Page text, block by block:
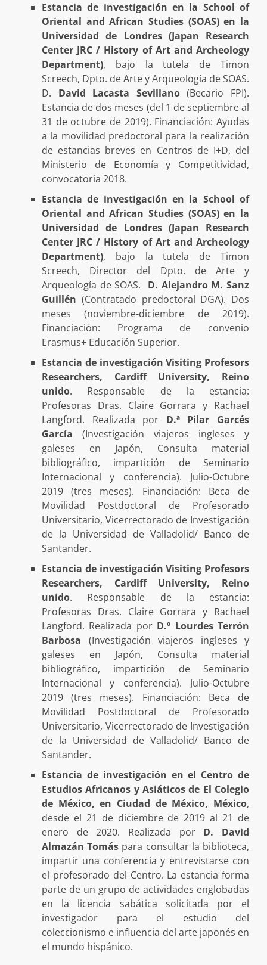
Estancia de investigación en la School of
Oriental and African Studies (SOAS) en la
Universidad de Londres (Japan Research
Center JRC / History of Art and Archeology
Department), bajo la tutela de Timon
Screech, Dpto. de Arte y Arqueología de SOAS.
D. David Lacasta Sevillano(Becario FPI).
Estancia de dos meses (del 1 de septiembre al
31 de octubre de 2019). Financiación: Ayudas
a la movilidad predoctoral para la realización
de estancias breves en Centros de I+D, del
Ministerio de Economía y Competitividad,
convocatoria 2018.
Estancia de investigación en la School of
Oriental and African Studies (SOAS) en la
Universidad de Londres (Japan Research
Center JRC / History of Art and Archeology
Department), bajo la tutela de Timon
Screech, Director del Dpto. de Arte y
Arqueología de SOAS. D. Alejandro M. Sanz
Guillén (Contratado predoctoral DGA). Dos
meses (noviembre-diciembre de 2019).
Financiación: Programa de convenio
Erasmus+ Educación Superior.
Estancia de investigación Visiting Profesors
Researchers, Cardiff University, Reino
unido. Responsable de la estancia:
Profesoras Dras. Claire Gorrara y Rachael
Langford. Realizada por D.ª Pilar Garcés
García (Investigación viajeros ingleses y
galeses en Japón, Consulta material
bibliográfico, impartición de Seminario
Internacional y conferencia). Julio-Octubre
2019 (tres meses). Financiación: Beca de
Movilidad Postdoctoral de Profesorado
Universitario, Vicerrectorado de Investigación
de la Universidad de Valladolid/ Banco de
Santander.
Estancia de investigación Visiting Profesors
Researchers, Cardiff University, Reino
unido. Responsable de la estancia:
Profesoras Dras. Claire Gorrara y Rachael
Langford. Realizada por D.º Lourdes Terrón
Barbosa (Investigación viajeros ingleses y
galeses en Japón, Consulta material
bibliográfico, impartición de Seminario
Internacional y conferencia). Julio-Octubre
2019 (tres meses). Financiación: Beca de
Movilidad Postdoctoral de Profesorado
Universitario, Vicerrectorado de Investigación
de la Universidad de Valladolid/ Banco de
Santander.
Estancia de investigación en el Centro de
Estudios Africanos y Asiáticos de El Colegio
de México, en Ciudad de México, México,
desde el 21 de diciembre de 2019 al 21 de
enero de 2020. Realizada por D. David
Almazán Tomás para consultar la biblioteca,
impartir una conferencia y entrevistarse con
el profesorado del Centro. La estancia forma
parte de un grupo de actividades englobadas
en la licencia sabática solicitada por el
investigador para el estudio del
coleccionismo e influencia del arte japonés en
el mundo hispánico.